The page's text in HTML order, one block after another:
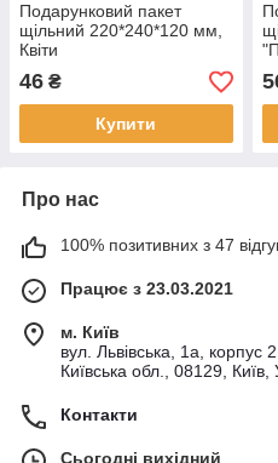
Подарунковий пакет
щільний 220*240*120 мм,
Квіти
46 ₴
Купити
Про нас
100% позитивних з 47
Працює з 23.03.2021
м. Київ
вул. Львівська, 1а, корпус
Київська обл., 08129, Київ,
Контакти
Сьогодні вихідний